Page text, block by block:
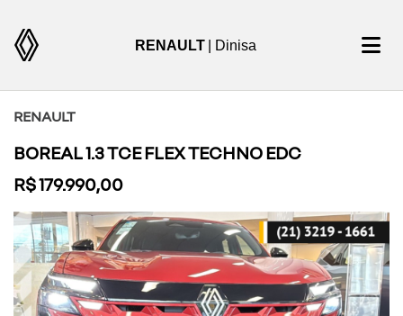
RENAULT | Dinisa
RENAULT
BOREAL 1.3 TCE FLEX TECHNO EDC
R$ 179.990,00